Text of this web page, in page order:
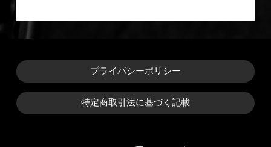
プライバシーポリシー
特定商取引法に基づく記載